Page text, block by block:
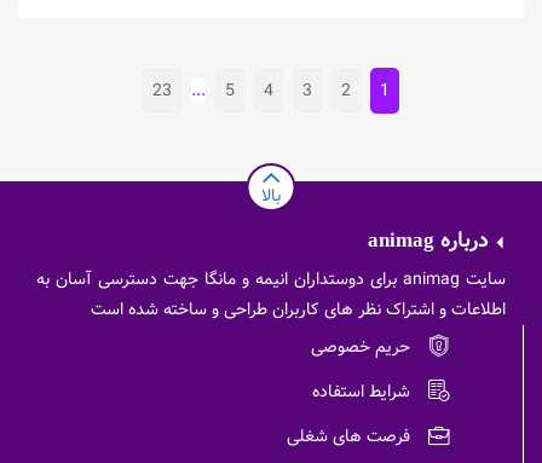
1
2
3
4
5
...
23
بالا
درباره animag
سایت animag برای دوستداران انیمه و مانگا جهت دسترسی آسان به
اطلاعات و اشتراک نظر های کاربران طراحی و ساخته شده است
حریم خصوصی
شرایط استفاده
فرصت های شغلی